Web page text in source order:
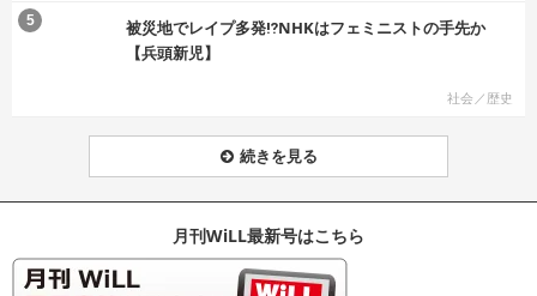
被災地でレイプ多発⁉NHKはフェミニストの手先か
【兵頭新児】
社会／歴史
5
続きを見る
月刊WiLL最新号はこちら